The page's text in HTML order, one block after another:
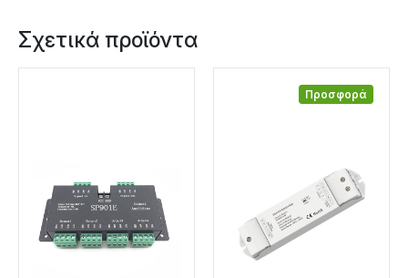
Σχετικά προϊόντα
Προσφορά